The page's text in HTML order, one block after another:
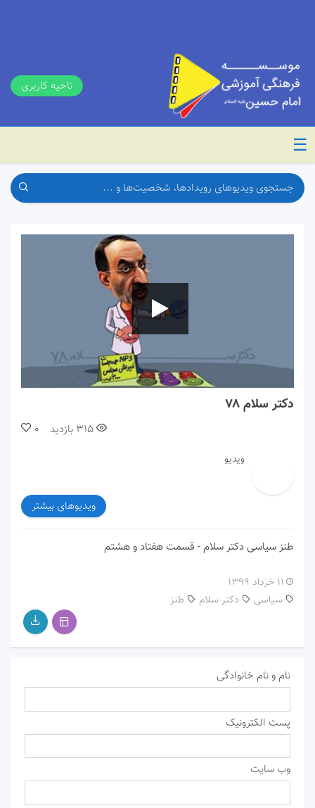
ناحیه کاربری
☰
00:00 30:11
دکتر سلام ۷۸
0 315 بازدید
ویدیو
ویدیوهای بیشتر
طنز سیاسی دکتر سلام - قسمت هفتاد و هشتم
۱۱ خرداد ۱۳۹۹
دکتر سلام
سیاسی طنز
نام و نام خانوادگی
پست الکترونیک
وب سایت